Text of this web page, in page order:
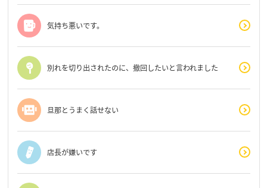
気持ち悪いです。
別れを切り出されたのに、撤回したいと言われました
旦那とうまく話せない
店長が嫌いです